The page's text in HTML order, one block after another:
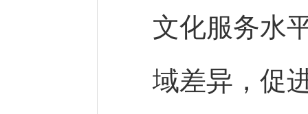
文化服务水
域差异，促